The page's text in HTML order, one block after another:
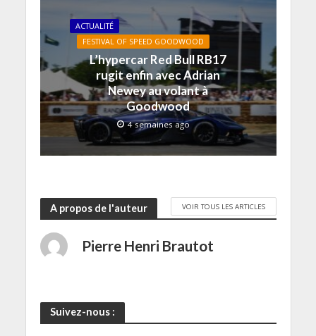
u
l
e
e
n
t
r
e
)
ê
r
e
ê
)
n
e
)
t
r
e
)
ACTUALITÉ
FESTIVAL OF SPEED GOODWOOD
L’hypercar Red Bull RB17
rugit enfin avec Adrian
Newey au volant à
Goodwood
4 semaines ago
A propos de l'auteur VOIR TOUS LES ARTICLES
Pierre Henri Brautot
Suivez-nous :